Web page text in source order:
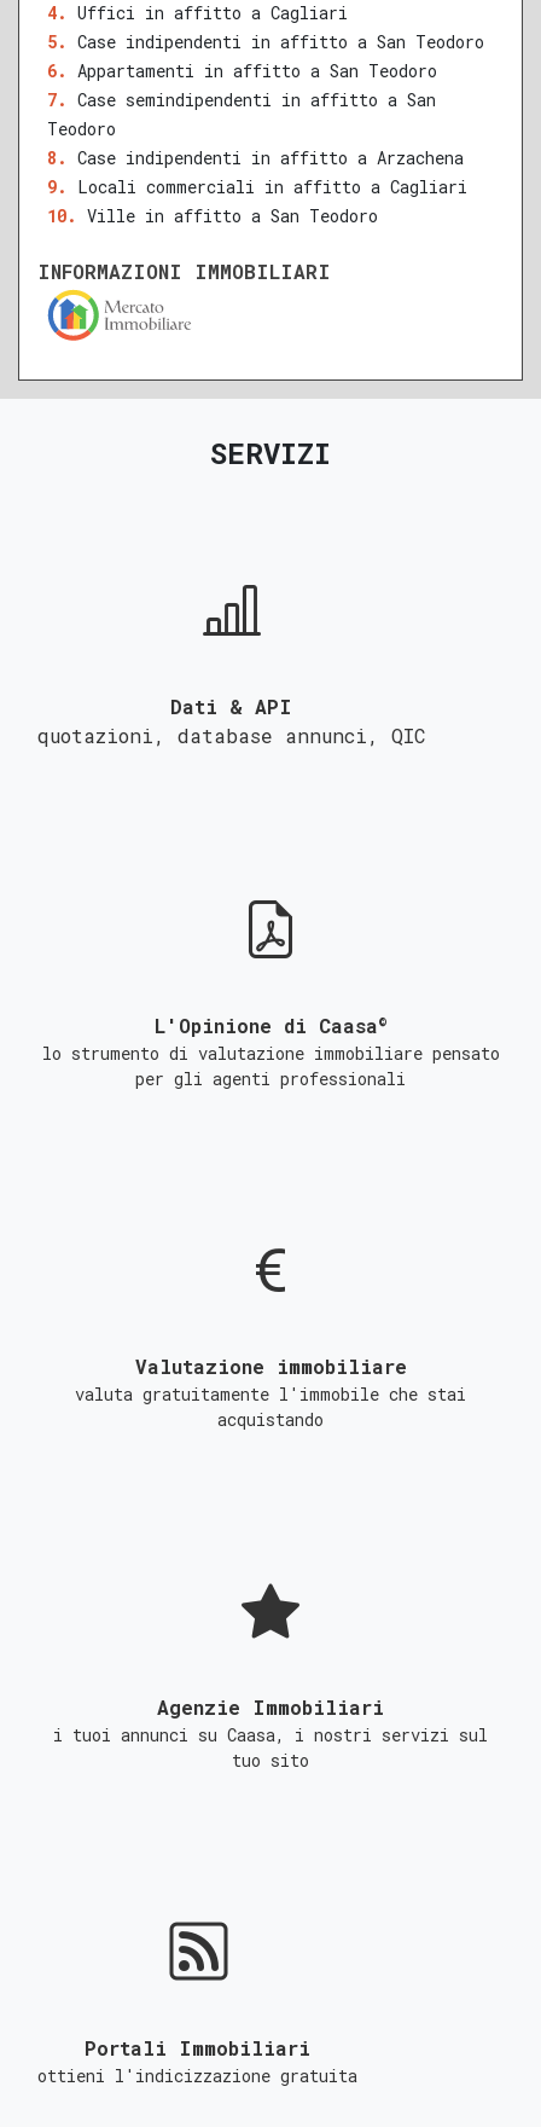
B C D E F
Uffici in affitto a Cagliari
Case indipendenti in affitto a San Teodoro
Appartamenti in affitto a San Teodoro
Case semindipendenti in affitto a San
Teodoro
Case indipendenti in affitto a Arzachena
Locali commerciali in affitto a Cagliari
Ville in affitto a San Teodoro
INFORMAZIONI IMMOBILIARI
SERVIZI
Dati & API
quotazioni, database annunci, QIC
L'Opinione di Caasa©
lo strumento di valutazione immobiliare pensato
per gli agenti professionali
Valutazione immobiliare
valuta gratuitamente l'immobile che stai
acquistando
Agenzie Immobiliari
i tuoi annunci su Caasa, i nostri servizi sul
tuo sito
Portali Immobiliari
ottieni l'indicizzazione gratuita